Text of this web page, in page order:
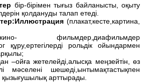
бір-бірімен тығыз байланысты, оқыту
қолдануды талап етеді.
(плакат,кесте,картина,
фильмдер,диафильмдер
құру,ертегілерді рольдік ойындармен
–ойға жетелейді,алысқа меңзейтін, өз
мәселені шешеді,ынтымақтастықпен
арттырады.